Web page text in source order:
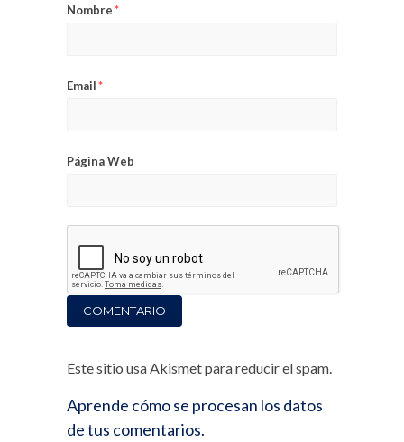
Nombre*
Email*
Página Web
Este sitio usa Akismet para reducir el spam.
Aprende cómo se procesan los datos
de tus comentarios.